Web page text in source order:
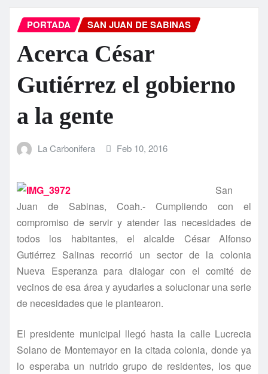
PORTADA SAN JUAN DE SABINAS
Acerca César
Gutiérrez el gobierno
a la gente
La Carbonifera Feb 10, 2016
San
Juan de Sabinas, Coah.- Cumpliendo con el
compromiso de servir y atender las necesidades de
todos los habitantes, el alcalde César Alfonso
Gutiérrez Salinas recorrió un sector de la colonia
Nueva Esperanza para dialogar con el comité de
vecinos de esa área y ayudarles a solucionar una serie
de necesidades que le plantearon.
El presidente municipal llegó hasta la calle Lucrecia
Solano de Montemayor en la citada colonia, donde ya
lo esperaba un nutrido grupo de residentes, los que